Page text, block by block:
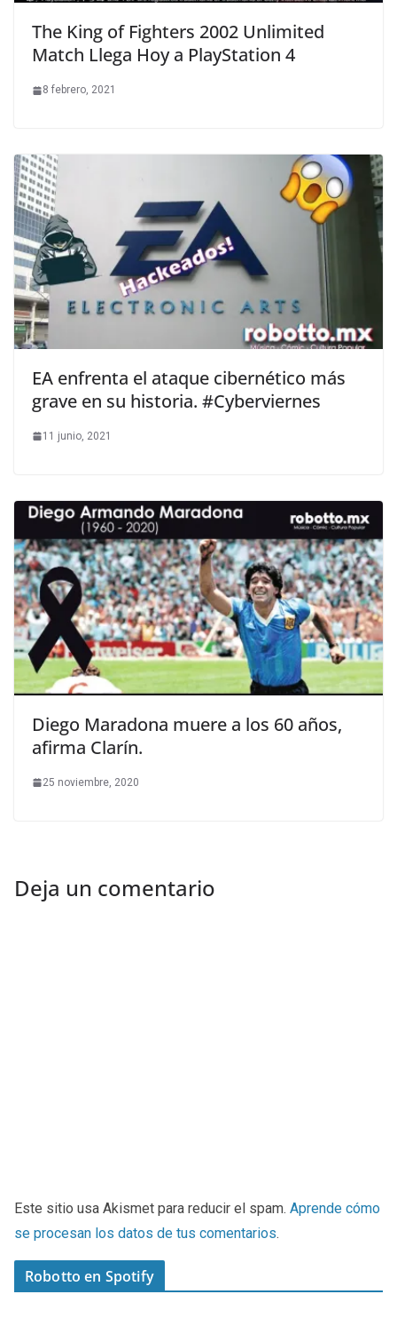
The King of Fighters 2002 Unlimited
Match Llega Hoy a PlayStation 4
8 febrero, 2021
EA enfrenta el ataque cibernético más
grave en su historia. #Cyberviernes
11 junio, 2021
Diego Maradona muere a los 60 años,
afirma Clarín.
25 noviembre, 2020
Deja un comentario
Este sitio usa Akismet para reducir el spam. Aprende cómo
se procesan los datos de tus comentarios.
Robotto en Spotify